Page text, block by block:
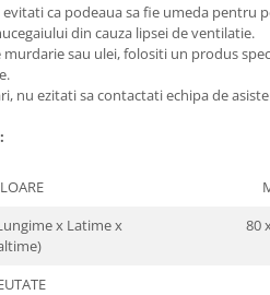
ca podeaua sa fie umeda pentru
din cauza lipsei de ventilatie.
murdarie sau ulei, folositi un produs
nu ezitati sa contactati echipa de
x Latime x
80